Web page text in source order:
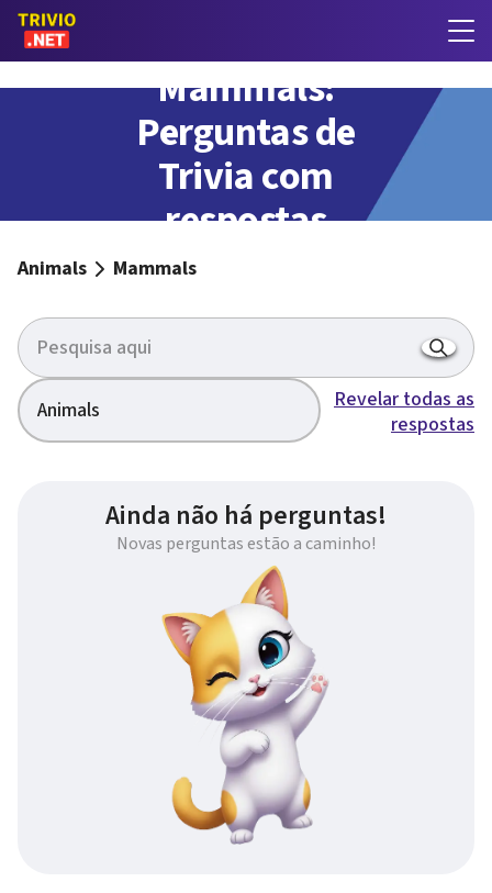
Mammals:
Perguntas de
Trivia com
respostas
Animals Mammals
Animals
Revelar todas as
respostas
Ainda não há perguntas!
Novas perguntas estão a caminho!